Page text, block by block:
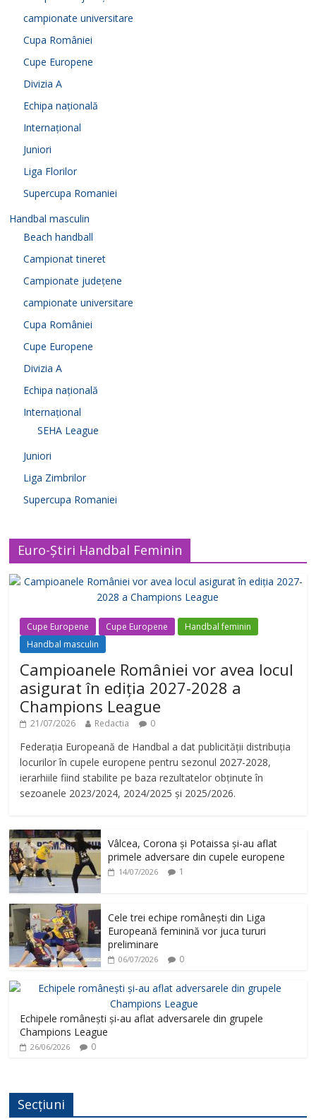
campionate universitare
Cupa României
Cupe Europene
Divizia A
Echipa națională
Internațional
Juniori
Liga Florilor
Supercupa Romaniei
Handbal masculin
Beach handball
Campionat tineret
Campionate județene
campionate universitare
Cupa României
Cupe Europene
Divizia A
Echipa națională
Internațional
SEHA League
Juniori
Liga Zimbrilor
Supercupa Romaniei
Euro-Știri Handbal Feminin
Cupe Europene Cupe Europene
Handbal feminin
Handbal masculin
Campioanele României vor avea locul
asigurat în ediția 2027-2028 a
Champions League
21/07/2026 Redactia 0
Federația Europeană de Handbal a dat publicității distribuția
locurilor în cupele europene pentru sezonul 2027-2028,
ierarhiile fiind stabilite pe baza rezultatelor obținute în
sezoanele 2023/2024, 2024/2025 și 2025/2026.
Vâlcea, Corona și Potaissa și-au aflat
primele adversare din cupele europene
14/07/2026 1
Cele trei echipe românești din Liga
Europeană feminină vor juca tururi
preliminare
06/07/2026 0
Echipele românești și-au aflat adversarele din grupele
Champions League
26/06/2026 0
Secțiuni